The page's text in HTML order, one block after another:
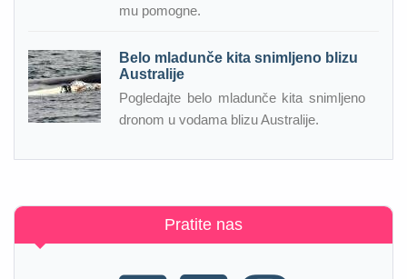
mu pomogne.
Belo mladunče kita snimljeno blizu
Australije
Pogledajte belo mladunče kita snimljeno
dronom u vodama blizu Australije.
Pratite nas